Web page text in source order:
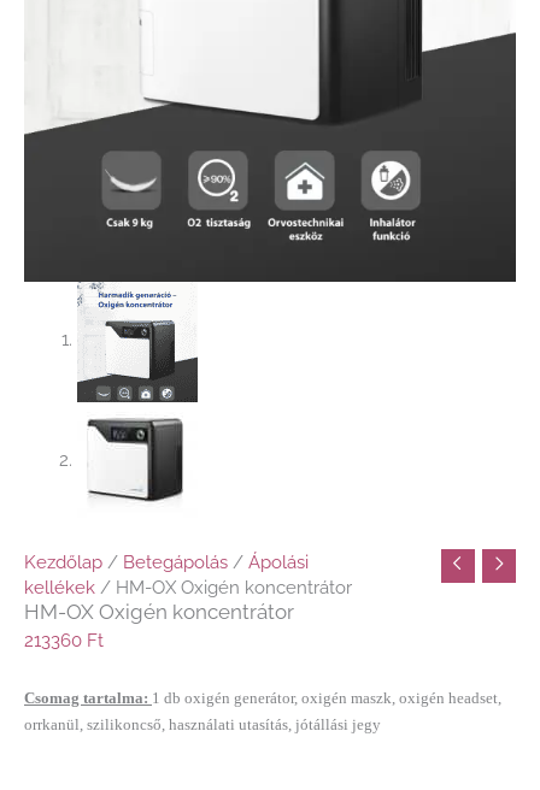
Kezdőlap / Betegápolás / Ápolási
kellékek / HM-OX Oxigén koncentrátor
HM-OX Oxigén koncentrátor
213360 Ft
Csomag tartalma: 1 db oxigén generátor, oxigén maszk, oxigén headset,
orrkanül, szilikoncső, használati utasítás, jótállási jegy